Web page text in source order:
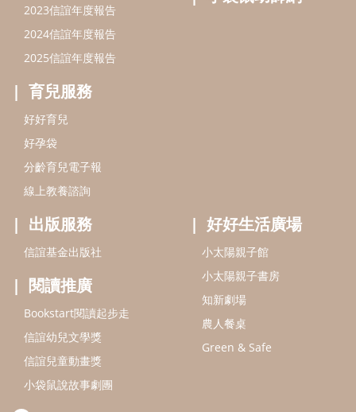
出版服務
信誼基金出版社
閱讀推廣
Bookstart閱讀起步走
信誼幼兒文學獎
信誼兒童動畫獎
小袋鼠說故事劇團
service@hsin-yi.org.tw
信誼好好育兒
小太陽親子書房
(02)2396-5305轉2345 (週一～週五 9:00～18:00)
認識信誼 合作洽談 智慧財產權聲明
本網站建議使用IE9(含以上)或 Google Chrome 版本瀏覽器
信誼基金會/上誼文化實業股份有限公司 版權所有 ©